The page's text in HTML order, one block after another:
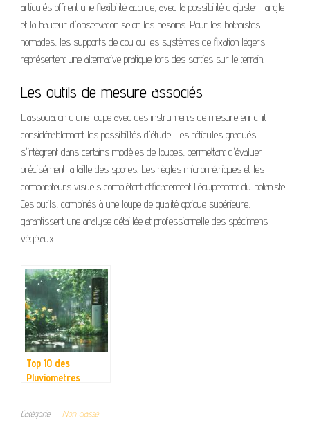
articulés offrent une flexibilité accrue, avec la possibilité d'ajuster l'angle
et la hauteur d'observation selon les besoins. Pour les botanistes
nomades, les supports de cou ou les systèmes de fixation légers
représentent une alternative pratique lors des sorties sur le terrain.
Les outils de mesure associés
L'association d'une loupe avec des instruments de mesure enrichit
considérablement les possibilités d'étude. Les réticules gradués
s'intègrent dans certains modèles de loupes, permettant d'évaluer
précisément la taille des spores. Les règles micrométriques et les
comparateurs visuels complètent efficacement l'équipement du botaniste.
Ces outils, combinés à une loupe de qualité optique supérieure,
garantissent une analyse détaillée et professionnelle des spécimens
végétaux.
Top 10 des
Pluviometres
Catégorie Non classé